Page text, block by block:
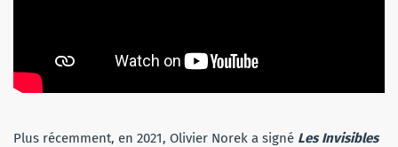
Plus récemment, en 2021, Olivier Norek a signé Les Invisibles